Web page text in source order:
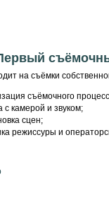
на съёмки
съёмочного
с камерой и звуком;
сцен;
режиссуры и
и продюсер
курс НИУ ВШЭ.
speak russian»
фестиваля
«Лучший игровой